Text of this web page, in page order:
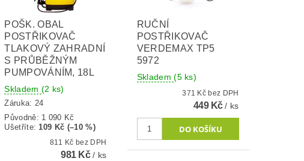
POŠK. OBAL
POSTŘIKOVAČ
TLAKOVÝ ZAHRADNÍ
S PRŮBĚŽNÝM
PUMPOVÁNÍM, 18L
Skladem (2 ks)
Záruka: 24
Původně: 1 090 Kč
Ušetříte:109 Kč (–10 %)
811 Kč bez DPH
981 Kč/ ks
RUČNÍ
POSTŘIKOVAČ
VERDEMAX TP5
5972
Skladem(5 ks)
371 Kč bez DPH
449 Kč/ ks